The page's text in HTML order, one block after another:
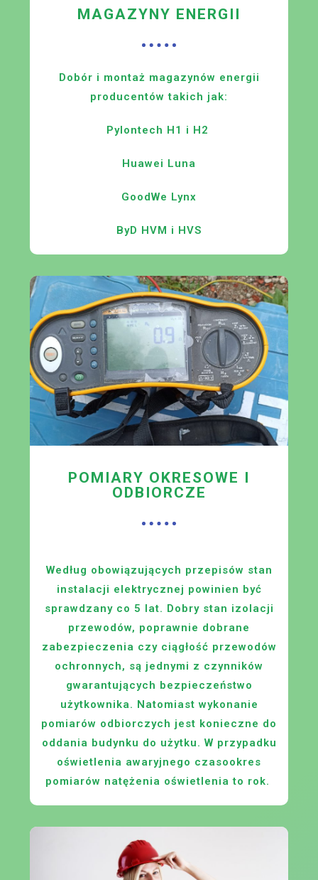
MAGAZYNY ENERGII
Dobór i montaż magazynów energii
producentów takich jak:
Pylontech H1 i H2
Huawei Luna
GoodWe Lynx
ByD HVM i HVS
POMIARY OKRESOWE I
ODBIORCZE
Według obowiązujących przepisów stan
instalacji elektrycznej powinien być
sprawdzany co 5 lat. Dobry stan izolacji
przewodów, poprawnie dobrane
zabezpieczenia czy ciągłość przewodów
ochronnych, są jednymi z czynników
gwarantujących bezpieczeństwo
użytkownika. Natomiast wykonanie
pomiarów odbiorczych jest konieczne do
oddania budynku do użytku. W przypadku
oświetlenia awaryjnego czasookres
pomiarów natężenia oświetlenia to rok.